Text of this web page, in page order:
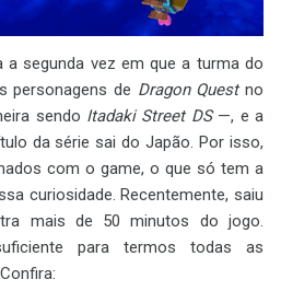
a segunda vez em que a turma do
personagens de Dragon Questno
sendo Itadaki Street DS—, e a
da série sai do Japão. Por isso,
com o game, o que só tem a
curiosidade. Recentemente, saiu
mais de 50 minutos do jogo.
para termos todas as